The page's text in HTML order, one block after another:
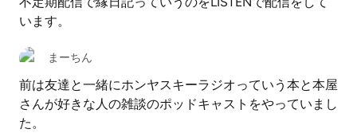
います。
まーちん
前は友達と一緒にホンヤスキーラジオっていう本と本屋
さんが好きな人の雑談のポッドキャストをやっていまし
た。